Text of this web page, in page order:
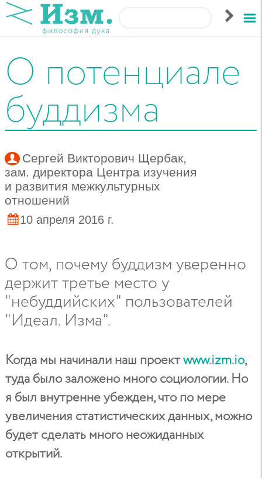
О потенциале
буддизма
Сергей Викторович Щербак,
зам. директора Центра изучения
и развития межкультурных
отношений
10 апреля 2016 г.
О том, почему буддизм уверенно
держит третье место у
"небуддийских" пользователей
"Идеал. Изма".
Когда мы начинали наш проектwww.izm.io,
туда было заложено много социологии. Но
я был внутренне убежден, что по мере
увеличения статистических данных, можно
будет сделать много неожиданных
открытий.